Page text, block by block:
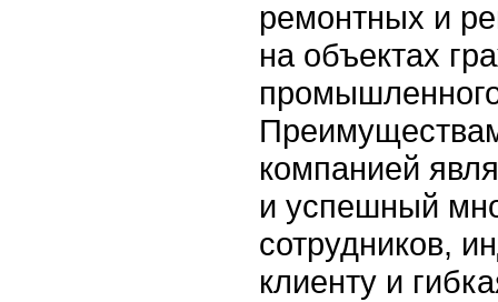
ремонтных и
на объектах
компанией
и успешный
сотрудников,
клиенту и